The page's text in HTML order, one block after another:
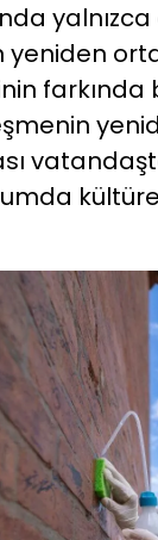
yeniden
farkında